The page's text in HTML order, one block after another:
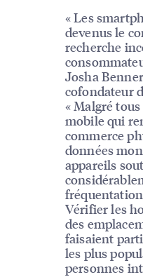
« Les
devenus le
recherche
Josha
cofondateur
« Malgré
mobile qui
commerce
données
appareils
Vérifier les
des
faisaient
les plus
personnes